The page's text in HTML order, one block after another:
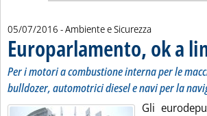
05/07/2016 - Ambiente e Sicurezza
Europarlamento, ok a
Per i motori a combustione interna per le
bulldozer, automotrici diesel e navi per la
Gli